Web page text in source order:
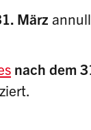
März
nach dem